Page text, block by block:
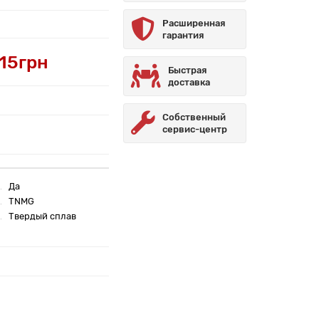
Да
TNMG
Твердый сплав
Расширенная
гарантия
Быстрая
доставка
Собственный
сервис-центр